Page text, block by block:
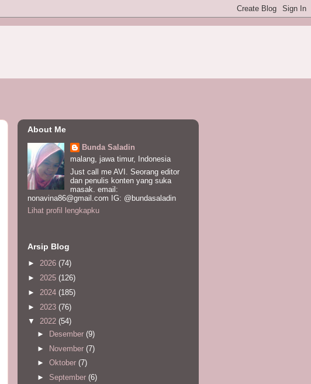
About Me
Bunda Saladin
malang, jawa timur, Indonesia
Just call me AVI. Seorang editor
dan penulis konten yang suka
masak. email:
nonavina86@gmail.com IG: @bundasaladin
Lihat profil lengkapku
Arsip Blog
► 2026 (74)
► 2025 (126)
► 2024 (185)
► 2023 (76)
▼ 2022 (54)
►
Desember (9)
► November (7)
► Oktober (7)
► September (6)